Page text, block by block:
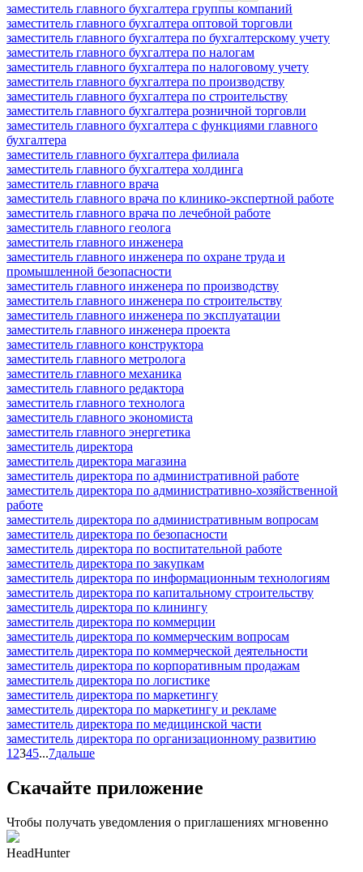
заместитель главного бухгалтера группы компаний
заместитель главного бухгалтера оптовой торговли
заместитель главного бухгалтера по бухгалтерскому учету
заместитель главного бухгалтера по налогам
заместитель главного бухгалтера по налоговому учету
заместитель главного бухгалтера по производству
заместитель главного бухгалтера по строительству
заместитель главного бухгалтера розничной торговли
заместитель главного бухгалтера с функциями главного
бухгалтера
заместитель главного бухгалтера филиала
заместитель главного бухгалтера холдинга
заместитель главного врача
заместитель главного врача по клинико-экспертной работе
заместитель главного врача по лечебной работе
заместитель главного геолога
заместитель главного инженера
заместитель главного инженера по охране труда и
промышленной безопасности
заместитель главного инженера по производству
заместитель главного инженера по строительству
заместитель главного инженера по эксплуатации
заместитель главного инженера проекта
заместитель главного конструктора
заместитель главного метролога
заместитель главного механика
заместитель главного редактора
заместитель главного технолога
заместитель главного экономиста
заместитель главного энергетика
заместитель директора
заместитель директора магазина
заместитель директора по административной работе
заместитель директора по административно-хозяйственной
работе
заместитель директора по административным вопросам
заместитель директора по безопасности
заместитель директора по воспитательной работе
заместитель директора по закупкам
заместитель директора по информационным технологиям
заместитель директора по капитальному строительству
заместитель директора по клинингу
заместитель директора по коммерции
заместитель директора по коммерческим вопросам
заместитель директора по коммерческой деятельности
заместитель директора по корпоративным продажам
заместитель директора по логистике
заместитель директора по маркетингу
заместитель директора по маркетингу и рекламе
заместитель директора по медицинской части
заместитель директора по организационному развитию
1 2345...7дальше
Скачайте приложение
Чтобы получать уведомления о приглашениях мгновенно
HeadHunter